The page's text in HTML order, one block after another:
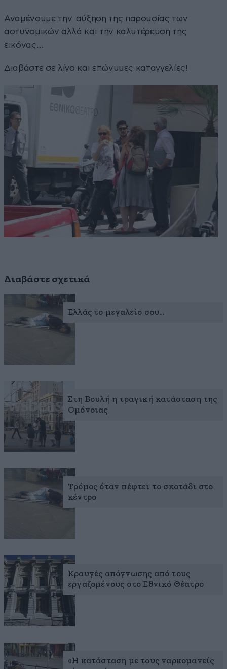
Αναμένουμε την αύξηση της παρουσίας των
αστυνομικών αλλά και την καλυτέρευση της
εικόνας…
Διαβάστε σε λίγο και επώνυμες καταγγελίες!
Διαβάστε σχετικά
Ελλάς το μεγαλείο σου…
Στη Βουλή η τραγική κατάσταση της
Ομόνοιας
Τρόμος όταν πέφτει το σκοτάδι στο
κέντρο
Κραυγές απόγνωσης από τους
εργαζομένους στο Εθνικό Θέατρο
«Η κατάσταση με τους ναρκομανείς